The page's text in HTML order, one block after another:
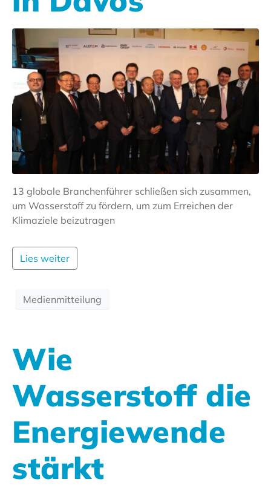
13 globale Branchenführer schließen sich zusammen,
um Wasserstoff zu fördern, um zum Erreichen der
Klimaziele beizutragen
Lies weiter
Medienmitteilung
Wie
Wasserstoff die
Energiewende
stärkt